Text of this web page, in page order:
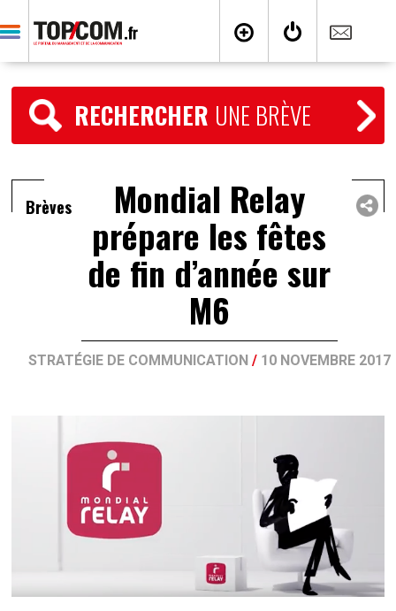
RECHERCHER UNE BRÈVE
Brèves Mondial Relay
prépare les fêtes
de fin d’année sur
M6
STRATÉGIE DE COMMUNICATION/ 10 NOVEMBRE 2017